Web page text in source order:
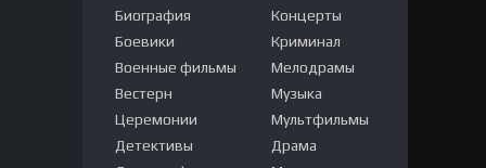
Биография
Боевики
Военные фильмы
Вестерн
Церемонии
Детективы
Концерты
Криминал
Мелодрамы
Музыка
Мультфильмы
Драма